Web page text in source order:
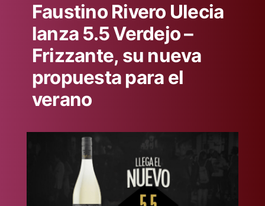
Faustino Rivero Ulecia
lanza 5.5 Verdejo –
Frizzante, su nueva
propuesta para el
verano